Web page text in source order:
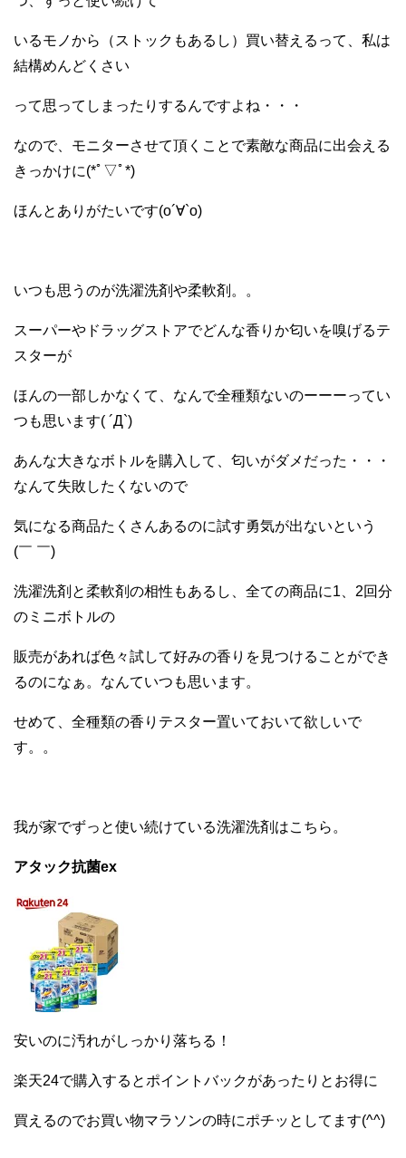
いるモノから（ストックもあるし）買い替えるって、私は
結構めんどくさい
って思ってしまったりするんですよね・・・
なので、モニターさせて頂くことで素敵な商品に出会える
きっかけに(*ﾟ▽ﾟ*)
ほんとありがたいです(о´∀`о)
いつも思うのが洗濯洗剤や柔軟剤。。
スーパーやドラッグストアでどんな香りか匂いを嗅げるテ
スターが
ほんの一部しかなくて、なんで全種類ないのーーーってい
つも思います( ´Д`)
あんな大きなボトルを購入して、匂いがダメだった・・・
なんて失敗したくないので
気になる商品たくさんあるのに試す勇気が出ないという
(￣ ￣)
洗濯洗剤と柔軟剤の相性もあるし、全ての商品に1、2回分
のミニボトルの
販売があれば色々試して好みの香りを見つけることができ
るのになぁ。なんていつも思います。
せめて、全種類の香りテスター置いておいて欲しいで
す。。
我が家でずっと使い続けている洗濯洗剤はこちら。
アタック抗菌ex
安いのに汚れがしっかり落ちる！
楽天24で購入するとポイントバックがあったりとお得に
買えるのでお買い物マラソンの時にポチッとしてます(^^)